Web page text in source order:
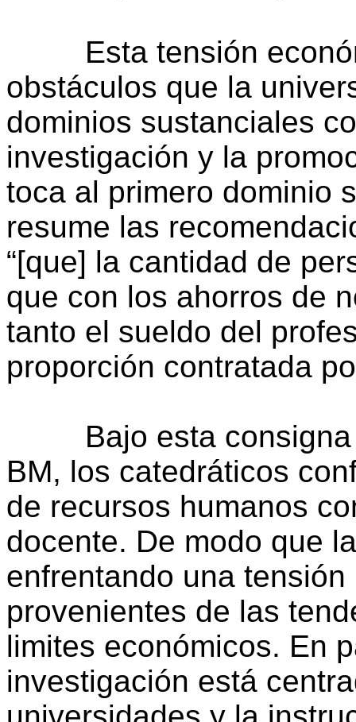
Esta tensión
obstáculos que la
dominios sustanciales
investigación y la
toca al primero dominio
resume las
“[que] la cantidad de
que con los ahorros de
tanto el sueldo del
proporción contratada
Bajo esta consigna
BM, los catedráticos
de recursos humanos
docente. De modo que
enfrentando una
provenientes de las
limites económicos. En
investigación está